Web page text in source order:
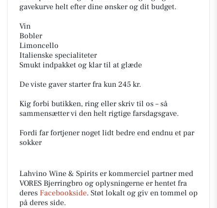
gavekurve helt efter dine ønsker og dit budget.
Vin
Bobler
Limoncello
Italienske specialiteter
Smukt indpakket og klar til at glæde
De viste gaver starter fra kun 245 kr.
Kig forbi butikken, ring eller skriv til os – så
sammensætter vi den helt rigtige farsdagsgave.
Fordi far fortjener noget lidt bedre end endnu et par
sokker
Lahvino Wine & Spirits er kommerciel partner med
VORES Bjerringbro og oplysningerne er hentet fra
deres Facebookside. Støt lokalt og giv en tommel op
på deres side.